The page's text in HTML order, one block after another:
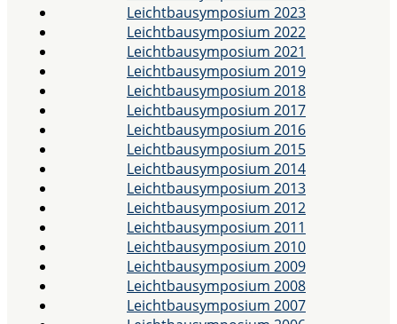
Leichtbausymposium 2023
Leichtbausymposium 2022
Leichtbausymposium 2021
Leichtbausymposium 2019
Leichtbausymposium 2018
Leichtbausymposium 2017
Leichtbausymposium 2016
Leichtbausymposium 2015
Leichtbausymposium 2014
Leichtbausymposium 2013
Leichtbausymposium 2012
Leichtbausymposium 2011
Leichtbausymposium 2010
Leichtbausymposium 2009
Leichtbausymposium 2008
Leichtbausymposium 2007